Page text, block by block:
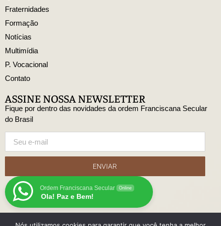
Fraternidades
Formação
Notícias
Multimídia
P. Vocacional
Contato
ASSINE NOSSA NEWSLETTER
Fique por dentro das novidades da ordem Franciscana Secular
do Brasil
ENVIAR
Ordem Franciscana Secular Online
Ola! Paz e Bem!